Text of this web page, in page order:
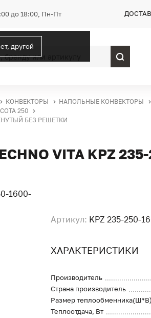
до 18:00, Пн-Пт
другой
КОНВЕКТОРЫ НАПОЛЬНЫЕ КОНВЕКТОРЫ
250
БЕЗ РЕШЕТКИ
VITA KPZ
Артикул: KPZ 235-250-
ХАРАКТЕРИСТИКИ
Производитель
Страна производитель
Размер теплообменника(Ш*В)
Теплоотдача, Вт